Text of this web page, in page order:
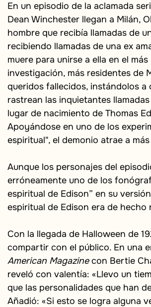
En un episodio de la aclamada
Dean Winchester llegan a Milán,
hombre que recibía llamadas de
recibiendo llamadas de una ex
muere para unirse a ella en el
investigación, más residentes de
queridos fallecidos, instándolos
rastrean las inquietantes
lugar de nacimiento de Thomas
Apoyándose en uno de los
espiritual", el demonio atrae a
Aunque los personajes del
erróneamente uno de los
espiritual de Edison” en su
espiritual de Edison era de hecho
Con la llegada de Halloween de
compartir con el público. En una
American Magazine con Bertie
reveló con valentía: «Llevo un
que las personalidades que han
Añadió: «Si esto se logra alguna